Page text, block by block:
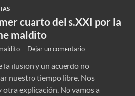
cuarto del s.XXI por la
maldito
- Dejar un comentario
la ilusión y un acuerdo no
nuestro tiempo libre. Nos
otra explicación. No vamos a